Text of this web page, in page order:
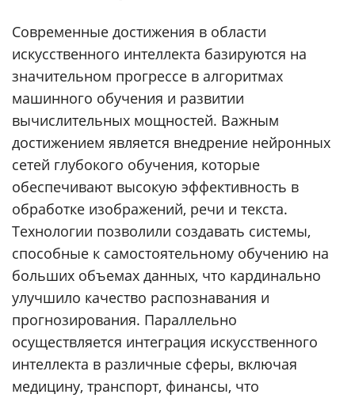
Современные достижения в области
искусственного интеллекта базируются на
значительном прогрессе в алгоритмах
машинного обучения и развитии
вычислительных мощностей. Важным
достижением является внедрение нейронных
сетей глубокого обучения, которые
обеспечивают высокую эффективность в
обработке изображений, речи и текста.
Технологии позволили создавать системы,
способные к самостоятельному обучению на
больших объемах данных, что кардинально
улучшило качество распознавания и
прогнозирования. Параллельно
осуществляется интеграция искусственного
интеллекта в различные сферы, включая
медицину, транспорт, финансы, что